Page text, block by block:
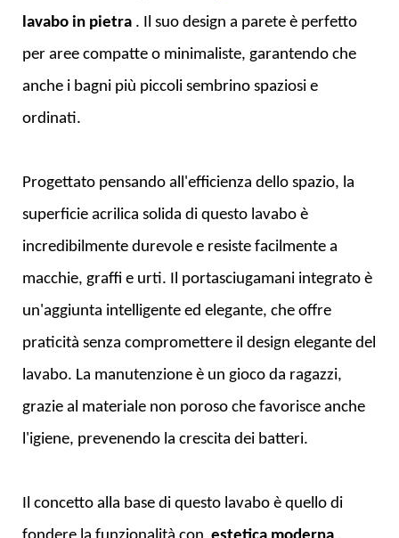
lavabo in pietra . Il suo design a parete è perfetto
per aree compatte o minimaliste, garantendo che
anche i bagni più piccoli sembrino spaziosi e
ordinati.
Progettato pensando all'efficienza dello spazio, la
superficie acrilica solida di questo lavabo è
incredibilmente durevole e resiste facilmente a
macchie, graffi e urti. Il portasciugamani integrato è
un'aggiunta intelligente ed elegante, che offre
praticità senza compromettere il design elegante del
lavabo. La manutenzione è un gioco da ragazzi,
grazie al materiale non poroso che favorisce anche
l'igiene, prevenendo la crescita dei batteri.
Il concetto alla base di questo lavabo è quello di